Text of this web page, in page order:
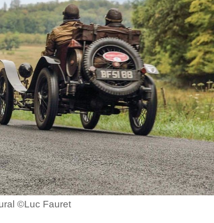
©Luc Fauret